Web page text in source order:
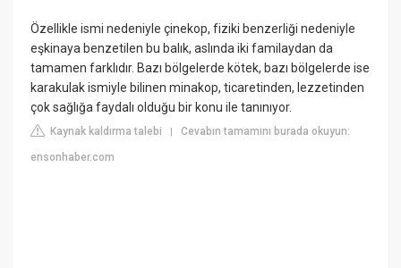
Özellikle ismi nedeniyle çinekop, fiziki benzerliği nedeniyle
eşkinaya benzetilen bu balık, aslında iki familaydan da
tamamen farklıdır. Bazı bölgelerde kötek, bazı bölgelerde ise
karakulak ismiyle bilinen minakop, ticaretinden, lezzetinden
çok sağlığa faydalı olduğu bir konu ile tanınıyor.
Kaynak kaldırma talebi |Cevabın tamamını burada okuyun:
ensonhaber.com